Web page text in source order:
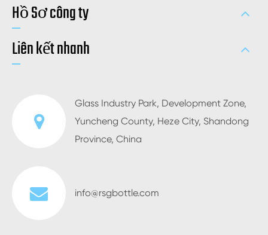
Hồ Sơ công ty
Liên kết nhanh
Glass Industry Park, Development Zone,
Yuncheng County, Heze City, Shandong
Province, China
info@rsgbottle.com